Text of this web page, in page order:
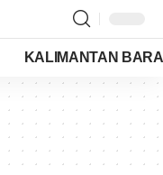
KALIMANTAN